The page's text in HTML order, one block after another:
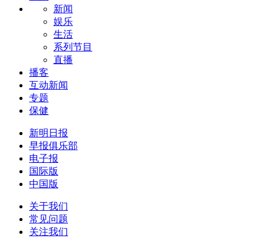
新闻
娱乐
生活
系列节目
直播
播客
互动新闻
专题
保健
新明日报
早报俱乐部
电子报
国际版
中国版
关于我们
常见问题
关注我们